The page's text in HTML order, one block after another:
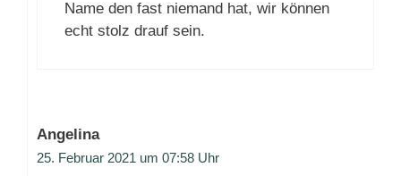
Name den fast niemand hat, wir können
echt stolz drauf sein.
Angelina
25. Februar 2021 um 07:58 Uhr